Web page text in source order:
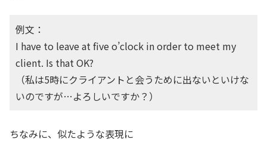
例文：
I have to leave at five o’clock in order to meet my
client. Is that OK?
（私は5時にクライアントと会うために出ないといけな
いのですが…よろしいですか？）
ちなみに、似たような表現に